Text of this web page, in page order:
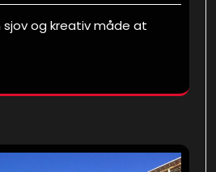
sjov og kreativ måde at